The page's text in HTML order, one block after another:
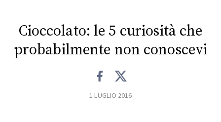
Cioccolato: le 5 curiosità che
probabilmente non conoscevi
1 LUGLIO 2016